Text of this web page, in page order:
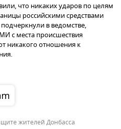
что никаких ударов по целям
российскими средствами
в ведомстве,
с места происшествия
никакого отношения к
жителей Донбасса